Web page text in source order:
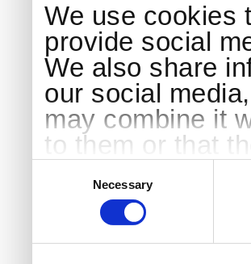
We use cookies
provide social
We also share
our social
may combine it
to them or that
Necessary